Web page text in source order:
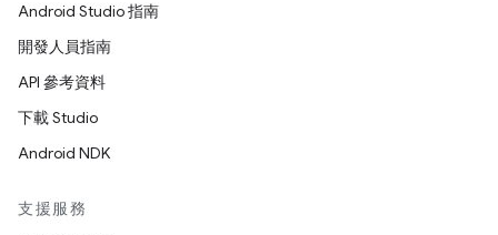
Android Studio 指南
開發人員指南
API 參考資料
下載 Studio
Android NDK
支援服務